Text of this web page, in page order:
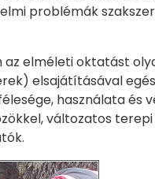
problémák
elméleti oktatást
elsajátításával
használata és
változatos